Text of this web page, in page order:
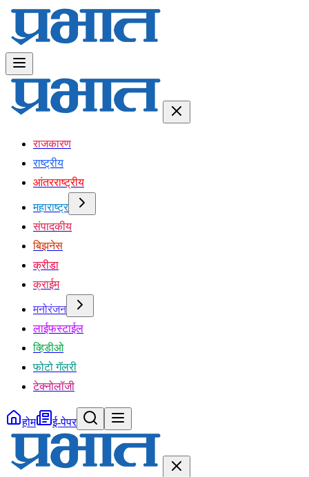
राजकारण
राष्ट्रीय
आंतरराष्ट्रीय
महाराष्ट्र
संपादकीय
बिझनेस
क्रीडा
क्राईम
मनोरंजन
लाईफस्टाईल
व्हिडीओ
फोटो गॅलरी
टेक्नोलॉजी
होम ई-पेपर